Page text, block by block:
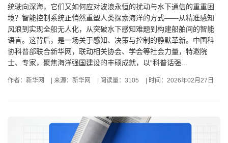
统驶向深海，它们又如何应对波浪永恒的扰动与水下通信的重重困
境？智能控制系统正悄然重塑人类探索海洋的方式——从精准感知
风浪到实现全船无人化，从突破水下感知难题到构建船舶间的智能
语言。这背后，是一场关于感知、决策与控制的静默革新。中国科
协科普部联合新华网，联动相关协会、学会等社会力量，特邀院
士、专家，聚焦海洋强国建设的丰硕成就，以“科普话强...
作者：新华网 来源：新华网 阅读量：3105 时间：2026年02月27日